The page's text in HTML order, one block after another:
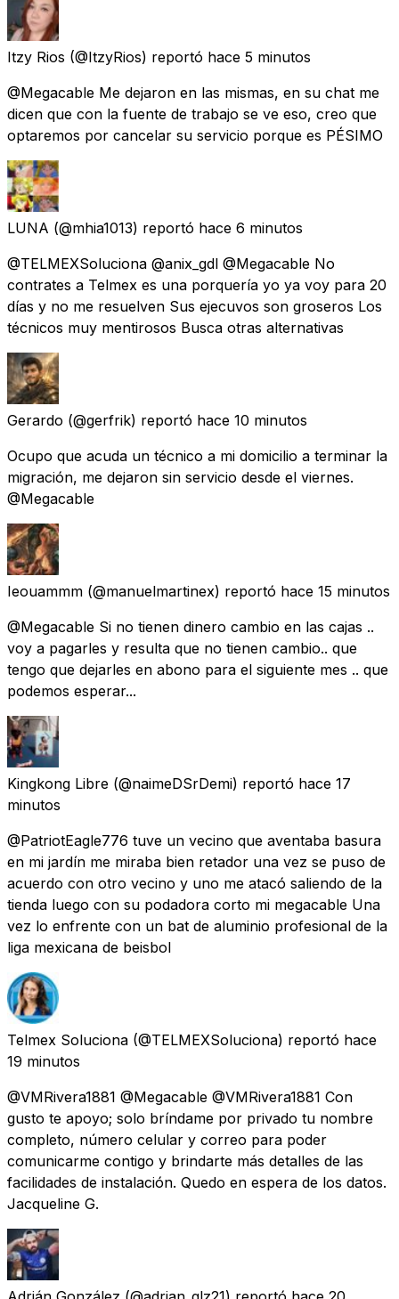
Itzy Rios (@ItzyRios) reportó hace 5 minutos
@Megacable Me dejaron en las mismas, en su chat me
dicen que con la fuente de trabajo se ve eso, creo que
optaremos por cancelar su servicio porque es PÉSIMO
LUNA (@mhia1013) reportó hace 6 minutos
@TELMEXSoluciona @anix_gdl @Megacable No
contrates a Telmex es una porquería yo ya voy para 20
días y no me resuelven Sus ejecuvos son groseros Los
técnicos muy mentirosos Busca otras alternativas
Gerardo (@gerfrik) reportó hace 10 minutos
Ocupo que acuda un técnico a mi domicilio a terminar la
migración, me dejaron sin servicio desde el viernes.
@Megacable
Ieouammm (@manuelmartinex) reportó hace 15 minutos
@Megacable Si no tienen dinero cambio en las cajas ..
voy a pagarles y resulta que no tienen cambio.. que
tengo que dejarles en abono para el siguiente mes .. que
podemos esperar...
Kingkong Libre (@naimeDSrDemi) reportó hace 17
minutos
@PatriotEagle776 tuve un vecino que aventaba basura
en mi jardín me miraba bien retador una vez se puso de
acuerdo con otro vecino y uno me atacó saliendo de la
tienda luego con su podadora corto mi megacable Una
vez lo enfrente con un bat de aluminio profesional de la
liga mexicana de beisbol
Telmex Soluciona (@TELMEXSoluciona) reportó hace
19 minutos
@VMRivera1881 @Megacable @VMRivera1881 Con
gusto te apoyo; solo bríndame por privado tu nombre
completo, número celular y correo para poder
comunicarme contigo y brindarte más detalles de las
facilidades de instalación. Quedo en espera de los datos.
Jacqueline G.